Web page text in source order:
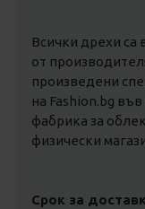
Всички дрехи са
от
произведени
на Fashion.bg
фабрика за
физически
Срок за